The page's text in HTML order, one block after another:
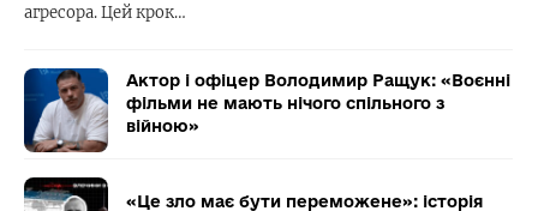
агресора. Цей крок…
Актор і офіцер Володимир Ращук: «Воєнні
фільми не мають нічого спільного з
війною»
«Це зло має бути переможене»: історія